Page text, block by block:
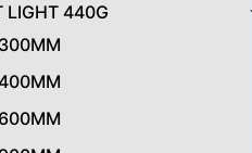
LIGHT 440G